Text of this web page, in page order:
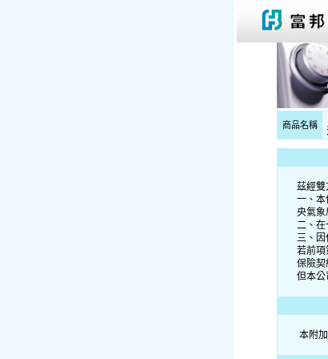
商品名稱
茲經雙
一、本
央氣象
二、在
三、因
若前項
保險契
但本公
本附